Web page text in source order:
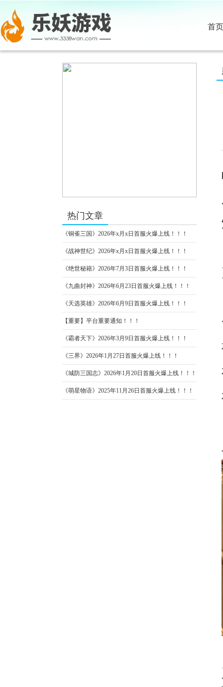
首页
热门文章
《铜雀三国》2026年x月x日首服火爆上线！！！
《战神世纪》2026年x月x日首服火爆上线！！！
《绝世秘籍》2026年7月3日首服火爆上线！！！
《九曲封神》2026年6月23日首服火爆上线！！！
《天选英雄》2026年6月9日首服火爆上线！！！
【重要】平台重要通知！！！
《霸者天下》2026年3月9日首服火爆上线！！！
《三界》2026年1月27日首服火爆上线！！！
《城防三国志》2026年1月20日首服火爆上线！！！
《萌星物语》2025年11月26日首服火爆上线！！！